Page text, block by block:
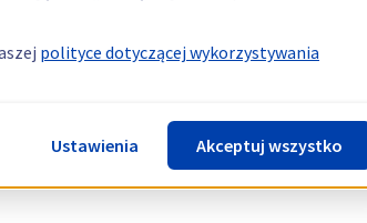
polityce dotyczącej wykorzystywania
Ustawienia Akceptuj wszystko